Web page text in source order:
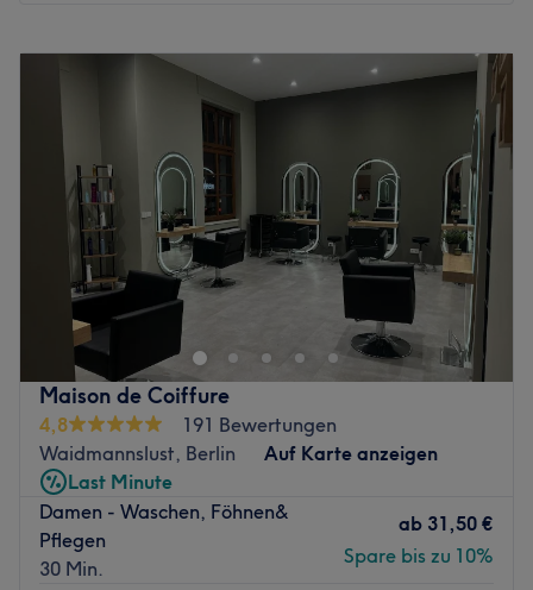
08:45
08:45
Freitag
18:00
Samstag
08:45
18:00
Sonntag
Geschlossen
“Deine Friseure” ist ein kleines Familienunternehmen mit
mittlerweile vier Salons in Bingen, Bad Kreuznach,
Hargesheim und Ingelheim, sowie 29 fabelhaften
Friseuren und Auszubildenden. Uns ist wichtig, dass du
während deiner Verabredung bei uns eine gute Zeit hast,
das heißt: Du wirst freundlich begrüßt, bekommst eine
tolle Beratung und hast eine entspannte Zeit mit uns
während deiner Friseurbehandlung. Wenn du
anschließend den Salon mit einem Lächeln auf den
Lippen verlässt, wissen wir: Wir haben unsern Job erledigt
;)
Maison de Coiffure
4,8
191 Bewertungen
Waidmannslust, Berlin
Auf Karte anzeigen
Last Minute
Damen - Waschen, Föhnen&
Pflegen
30 Min.
ab 31,50 €
Spare bis zu 10%